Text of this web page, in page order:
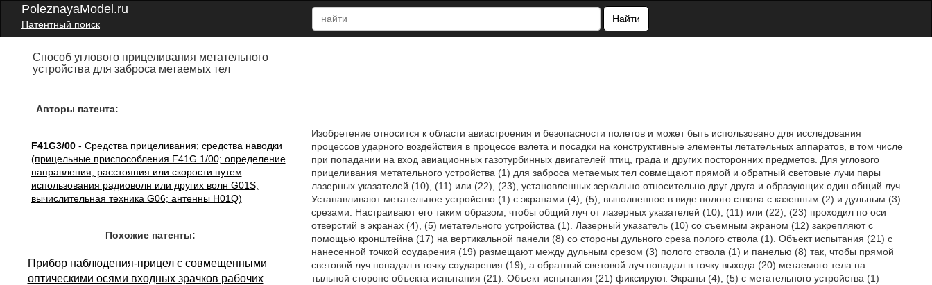
PoleznayaModel.ru
Патентный поиск
Найти
Способ углового прицеливания метательного
устройства для заброса метаемых тел
Авторы патента:
F41G3/00- Средства прицеливания; средства наводки
(прицельные приспособления F41G 1/00; определение
направления, расстояния или скорости путем
использования радиоволн или других волн G01S;
вычислительная техника G06; антенны H01Q)
Изобретение относится к области авиастроения и безопасности полетов и может быть использовано для исследования
процессов ударного воздействия в процессе взлета и посадки на конструктивные элементы летательных аппаратов, в том числе
при попадании на вход авиационных газотурбинных двигателей птиц, града и других посторонних предметов. Для углового
прицеливания метательного устройства (1) для заброса метаемых тел совмещают прямой и обратный световые лучи пары
лазерных указателей (10), (11) или (22), (23), установленных зеркально относительно друг друга и образующих один общий луч.
Устанавливают метательное устройство (1) с экранами (4), (5), выполненное в виде полого ствола с казенным (2) и дульным (3)
срезами. Настраивают его таким образом, чтобы общий луч от лазерных указателей (10), (11) или (22), (23) проходил по оси
отверстий в экранах (4), (5) метательного устройства (1). Лазерный указатель (10) со съемным экраном (12) закрепляют с
помощью кронштейна (17) на вертикальной панели (8) со стороны дульного среза полого ствола (1). Объект испытания (21) с
нанесенной точкой соударения (19) размещают между дульным срезом (3) полого ствола (1) и панелью (8) так, чтобы прямой
световой луч попадал в точку соударения (19), а обратный световой луч попадал в точку выхода (20) метаемого тела на
тыльной стороне объекта испытания (21). Объект испытания (21) фиксируют. Экраны (4), (5) с метательного устройства (1)
Похожие патенты:
Прибор наблюдения-прицел с совмещенными
оптическими осями входных зрачков рабочих